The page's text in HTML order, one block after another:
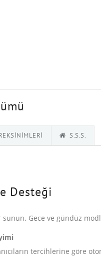
S.S.S.
Desteği
sunun. Gece ve gündüz
tercihlerine göre